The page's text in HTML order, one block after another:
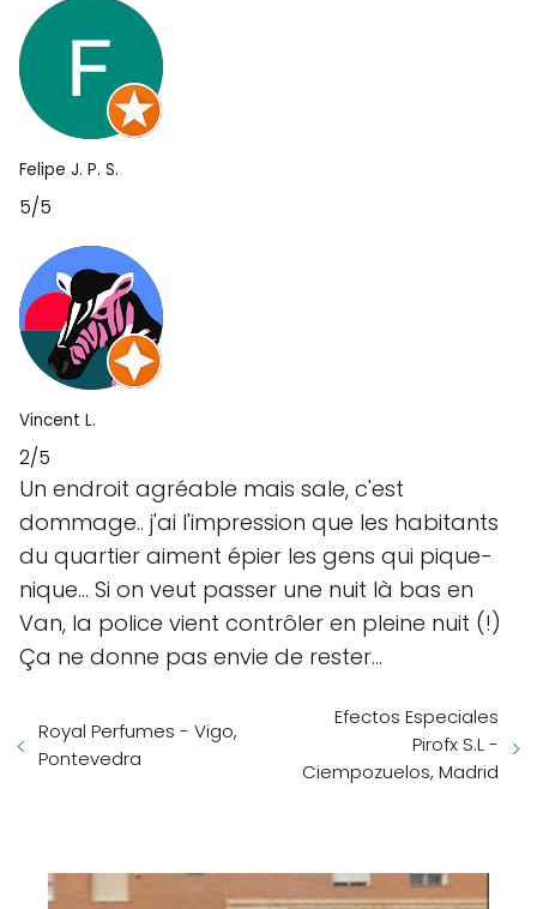
Felipe J. P. S.
5/5
Vincent L.
2/5
Un endroit agréable mais sale, c'est
dommage.. j'ai l'impression que les habitants
du quartier aiment épier les gens qui pique-
nique... Si on veut passer une nuit là bas en
Van, la police vient contrôler en pleine nuit (!)
Ça ne donne pas envie de rester...
Royal Perfumes - Vigo,
Pontevedra
Efectos Especiales
Pirofx S.L -
Ciempozuelos, Madrid